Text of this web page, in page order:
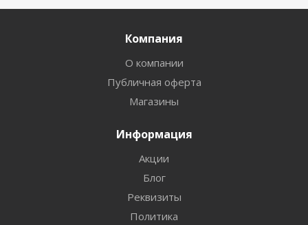
Компания
О компании
Публичная оферта
Магазины
Информация
Акции
Блог
Реквизиты
Политика